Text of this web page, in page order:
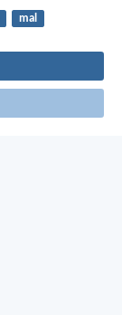
mal